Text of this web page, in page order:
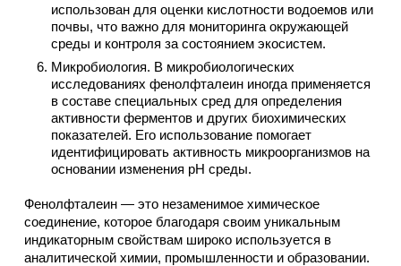
использован для оценки кислотности водоемов или
почвы, что важно для мониторинга окружающей
среды и контроля за состоянием экосистем.
Микробиология. В микробиологических
исследованиях фенолфталеин иногда применяется
в составе специальных сред для определения
активности ферментов и других биохимических
показателей. Его использование помогает
идентифицировать активность микроорганизмов на
основании изменения pH среды.
Фенолфталеин — это незаменимое химическое
соединение, которое благодаря своим уникальным
индикаторным свойствам широко используется в
аналитической химии, промышленности и образовании.